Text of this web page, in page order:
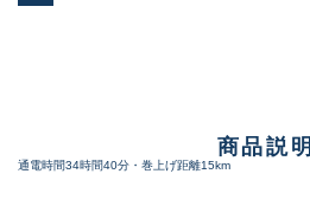
商品説明
通電時間34時間40分・巻上げ距離15km